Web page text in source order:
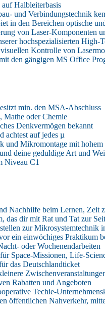
Halbleiterbasis
und Verbindungstechnik
in den Bereichen optische
von Laser-Komponenten
hochspezialisierten
Kontrolle von
den gängigen MS Office
min. den MSA-Abschluss
Mathe oder Chemie
Denkvermögen bekannt
achtest auf jedes µ
Mikromontage mit
deine geduldige Art und
Niveau C1
Nachhilfe beim Lernen, Zeit
das dir mit Rat und Tat zur
zur Mikrosystemtechnik
ein einwöchiges Praktikum
oder Wochenendarbeiten
Space-Missionen, Life-
das Deutschlandticket
Rabatten und Angeboten
Techie-
öffentlichen Nahverkehr,